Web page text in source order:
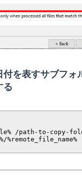
を表すサブフォ
る
/path-to-copy-
%remote_file_name%